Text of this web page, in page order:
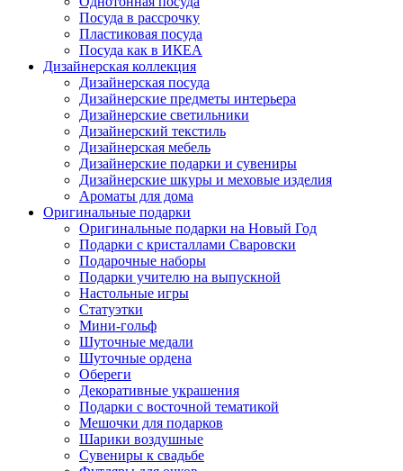
Посуда в рассрочку
Пластиковая посуда
Посуда как в ИКЕА
Дизайнерская коллекция
Дизайнерская посуда
Дизайнерские предметы интерьера
Дизайнерские светильники
Дизайнерский текстиль
Дизайнерская мебель
Дизайнерские подарки и сувениры
Дизайнерские шкуры и меховые изделия
Ароматы для дома
Оригинальные подарки
Оригинальные подарки на Новый Год
Подарки с кристаллами Сваровски
Подарочные наборы
Подарки учителю на выпускной
Настольные игры
Статуэтки
Мини-гольф
Шуточные медали
Шуточные ордена
Обереги
Декоративные украшения
Подарки с восточной тематикой
Мешочки для подарков
Шарики воздушные
Сувениры к свадьбе